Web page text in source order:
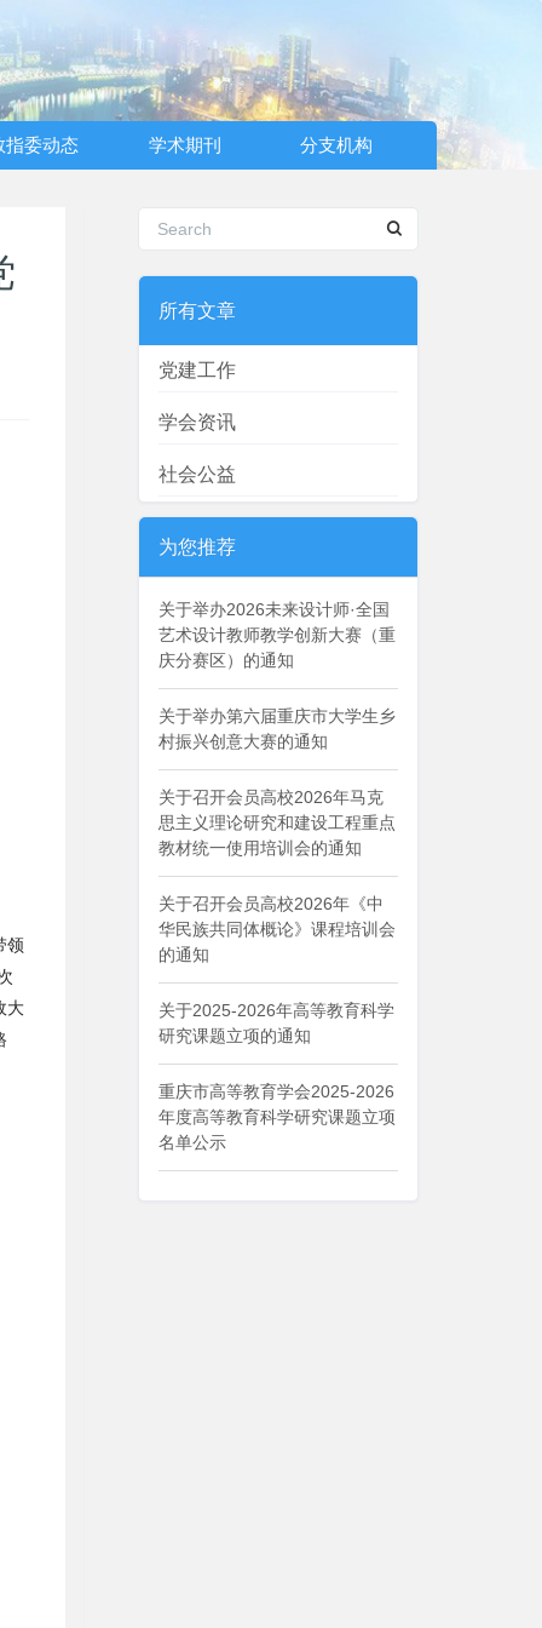
指委动态 学术期刊 分支机构
领
大
所有文章
党建工作
学会资讯
社会公益
为您推荐
关于举办2026未来设计师·全国
艺术设计教师教学创新大赛（重
庆分赛区）的通知
关于举办第六届重庆市大学生乡
村振兴创意大赛的通知
关于召开会员高校2026年马克
思主义理论研究和建设工程重点
教材统一使用培训会的通知
关于召开会员高校2026年《中
华民族共同体概论》课程培训会
的通知
关于2025-2026年高等教育科学
研究课题立项的通知
重庆市高等教育学会2025-2026
年度高等教育科学研究课题立项
名单公示